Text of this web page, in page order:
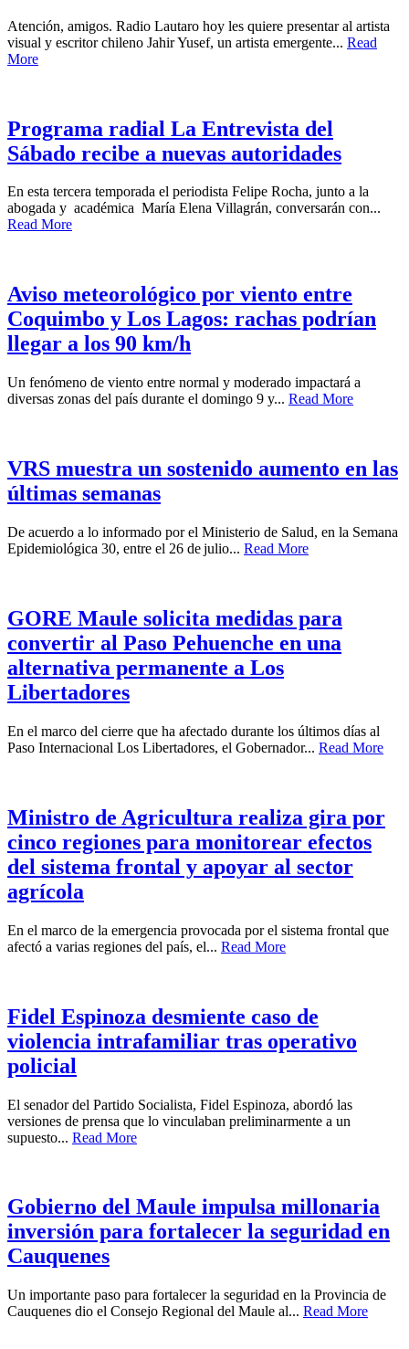
Atención, amigos. Radio Lautaro hoy les quiere presentar al artista
visual y escritor chileno Jahir Yusef, un artista emergente... Read
More
Programa radial La Entrevista del
Sábado recibe a nuevas autoridades
En esta tercera temporada el periodista Felipe Rocha, junto a la
abogada y académica María Elena Villagrán, conversarán con...
Read More
Aviso meteorológico por viento entre
Coquimbo y Los Lagos: rachas podrían
llegar a los 90 km/h
Un fenómeno de viento entre normal y moderado impactará a
diversas zonas del país durante el domingo 9 y... Read More
VRS muestra un sostenido aumento en las
últimas semanas
De acuerdo a lo informado por el Ministerio de Salud, en la Semana
Epidemiológica 30, entre el 26 de julio... Read More
GORE Maule solicita medidas para
convertir al Paso Pehuenche en una
alternativa permanente a Los
Libertadores
En el marco del cierre que ha afectado durante los últimos días al
Paso Internacional Los Libertadores, el Gobernador... Read More
Ministro de Agricultura realiza gira por
cinco regiones para monitorear efectos
del sistema frontal y apoyar al sector
agrícola
En el marco de la emergencia provocada por el sistema frontal que
afectó a varias regiones del país, el... Read More
Fidel Espinoza desmiente caso de
violencia intrafamiliar tras operativo
policial
El senador del Partido Socialista, Fidel Espinoza, abordó las
versiones de prensa que lo vinculaban preliminarmente a un
supuesto... Read More
Gobierno del Maule impulsa millonaria
inversión para fortalecer la seguridad en
Cauquenes
Un importante paso para fortalecer la seguridad en la Provincia de
Cauquenes dio el Consejo Regional del Maule al... Read More